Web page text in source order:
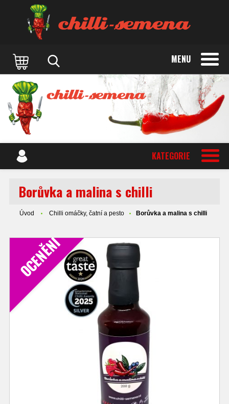
MENU
KATEGORIE
Borůvka a malina s chilli
Úvod Chilli omáčky, čatní a pesto Borůvka a malina s chilli
OCENĚNÍ